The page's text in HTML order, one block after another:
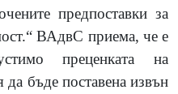
предпоставки за
ВАдвС приема, че е
преценката на
бъде поставена извън